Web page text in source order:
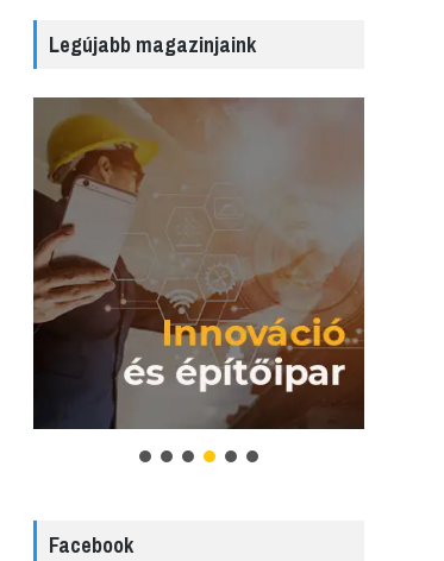
Legújabb magazinjaink
Facebook